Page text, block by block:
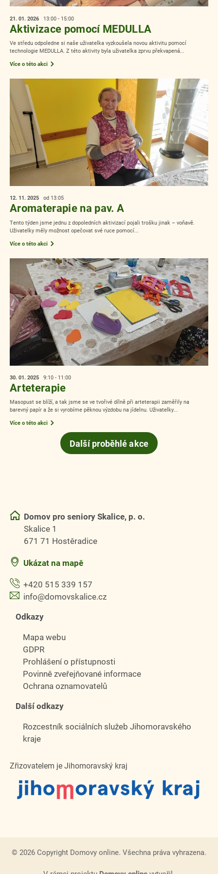
21. 01. 2026 13:00 - 15:00
Aktivizace pomocí MEDULLA
Ve středu odpoledne si naše uživatelka vyzkoušela novou aktivitu pomocí
technologie MEDULLA. Z této aktivity byla uživatelka zprvu překvapená...
Více o této akci
12. 11. 2025 od 13:05
Aromaterapie na pav. A
Tento týden jsme jednu z dopoledních aktivizací pojali trošku jinak – voňavě.
Uživatelky měly možnost opečovat své ruce pomocí...
Více o této akci
30. 01. 2025 9:10 - 11:00
Arteterapie
Masopust se blíží, a tak jsme se ve tvořivé dílně při arteterapii zaměřily na
barevný papír a že si vyrobíme pěknou výzdobu na jídelnu. Uživatelky...
Více o této akci
Další proběhlé akce
Domov pro seniory Skalice, p. o.
Skalice 1
671 71 Hostěradice
Ukázat na mapě
+420 515 339 157
info@domovskalice.cz
Odkazy
Mapa webu
GDPR
Prohlášení o přístupnosti
Povinně zveřejňované informace
Ochrana oznamovatelů
Další odkazy
Rozcestník sociálních služeb Jihomoravského
kraje
Zřizovatelem je Jihomoravský kraj
© 2026 Copyright Domovy online. Všechna práva vyhrazena.